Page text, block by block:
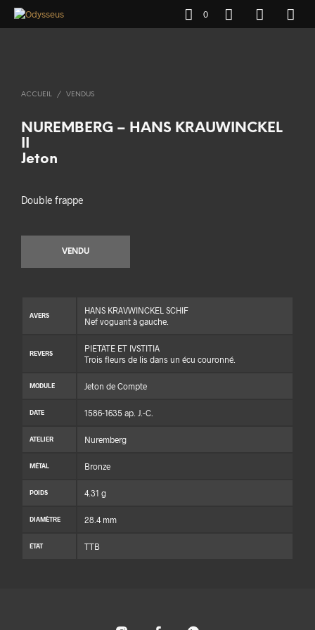
0
ACCUEIL / VENDUS
NUREMBERG – HANS KRAUWINCKEL
Jeton
Double frappe
VENDU
AVERS
HANS KRAVWINCKEL SCHIF
Nef voguant à gauche.
REVERS
PIETATE ET IVSTITIA
Trois fleurs de lis dans un écu couronné.
MODULE Jeton de Compte
DATE 1586-1635 ap. J.-C.
ATELIER Nuremberg
MÉTAL Bronze
POIDS 4.31 g
DIAMÈTRE 28.4 mm
ÉTAT TTB